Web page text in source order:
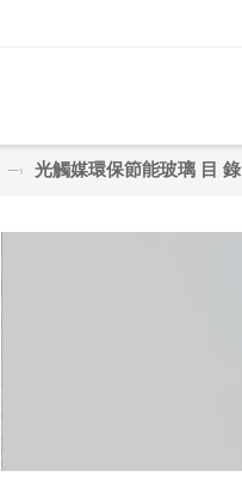
—› 光觸媒環保節能玻璃 目 錄